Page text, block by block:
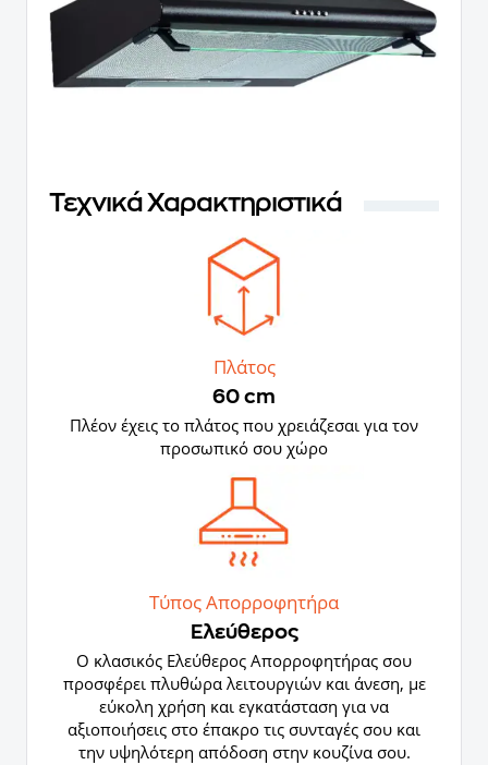
Τεχνικά Χαρακτηριστικά
Πλάτος
60 cm
Πλέον έχεις το πλάτος που χρειάζεσαι για τον
προσωπικό σου χώρο
Τύπος Απορροφητήρα
Ελεύθερος
Ο κλασικός Ελεύθερος Απορροφητήρας σου
προσφέρει πλυθώρα λειτουργιών και άνεση, με
εύκολη χρήση και εγκατάσταση για να
αξιοποιήσεις στο έπακρο τις συνταγές σου και
την υψηλότερη απόδοση στην κουζίνα σου.